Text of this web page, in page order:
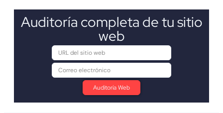
Auditoría completa de tu sitio
web